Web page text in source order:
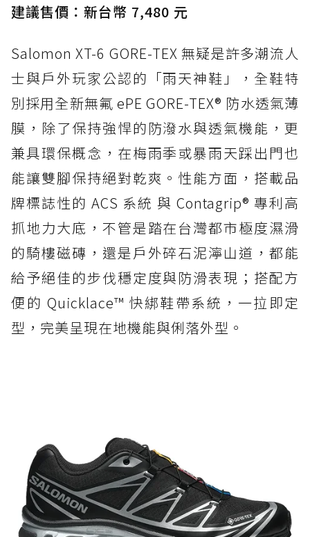
建議售價：新台幣 7,480 元
Salomon XT-6 GORE-TEX 無疑是許多潮流人
士與戶外玩家公認的「雨天神鞋」，全鞋特
別採用全新無氟 ePE GORE-TEX® 防水透氣薄
膜，除了保持強悍的防潑水與透氣機能，更
兼具環保概念，在梅雨季或暴雨天踩出門也
能讓雙腳保持絕對乾爽。性能方面，搭載品
牌標誌性的 ACS 系統 與 Contagrip® 專利高
抓地力大底，不管是踏在台灣都市極度濕滑
的騎樓磁磚，還是戶外碎石泥濘山道，都能
給予絕佳的步伐穩定度與防滑表現；搭配方
便的 Quicklace™ 快綁鞋帶系統，一拉即定
型，完美呈現在地機能與俐落外型。